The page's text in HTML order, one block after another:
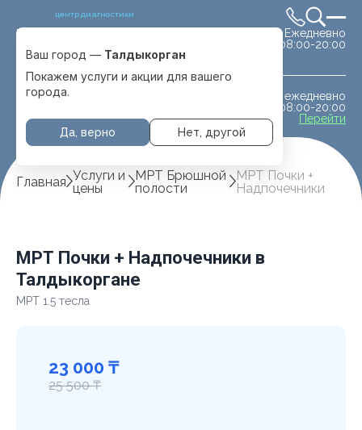
центр диагностики
Выбрать город
с. Отеген батыра
Ежедневно
08:00-20:00
ежедневно
08:00-20:00
Перейти
Ваш город — Талдыкорган
Покажем услуги и акции для вашего
города.
Да, верно Нет, другой
Главная Услуги и
цены
МРТ Брюшной
полости
МРТ Почки +
Надпочечники
МРТ Почки + Надпочечники в
Талдыкоргане
МРТ 1.5 тесла
23 000 ₸
25 500 ₸